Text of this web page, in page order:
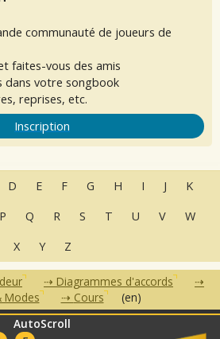
AutoScroll
communauté de joueurs de
faites-vous des amis
dans votre songbook
reprises, etc.
Inscription
D E F G H I J
K
P Q R S T U V
W
X
Y Z
Diagrammes d'accords
Modes
Cours (en)
•Données Personnelles